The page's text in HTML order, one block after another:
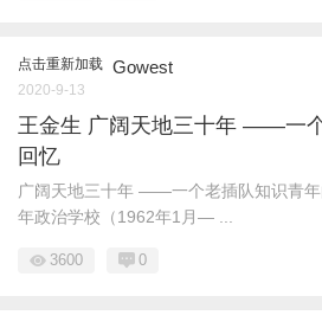
点击重新加载 Gowest
2020-9-13
王金生 广阔天地三十年 ——一
回忆
广阔天地三十年 ——一个老插队知识青
年政治学校（1962年1月— ...
3600 0